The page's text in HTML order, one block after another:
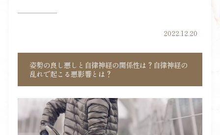
2022.12.20
姿勢の良し悪しと自律神経の関係性は？自律神経の
乱れで起こる悪影響とは？